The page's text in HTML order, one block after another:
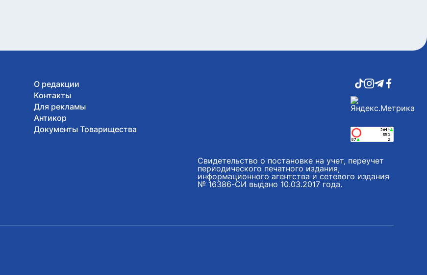
О редакции
Контакты
Для рекламы
Антикор
Документы Товарищества
Свидетельство о постановке на учет, переучет
периодического печатного издания,
информационного агентства и сетевого издания
№ 16386-СИ выдано 10.03.2017 года.